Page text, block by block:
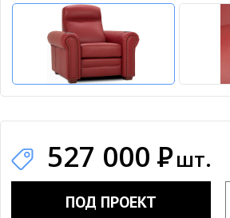
527 000 Ршт.
ПОД ПРОЕКТ